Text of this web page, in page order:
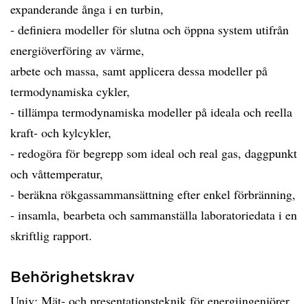
expanderande ånga i en turbin,
- definiera modeller för slutna och öppna system utifrån
energiöverföring av värme,
arbete och massa, samt applicera dessa modeller på
termodynamiska cykler,
- tillämpa termodynamiska modeller på ideala och reella
kraft- och kylcykler,
- redogöra för begrepp som ideal och real gas, daggpunkt
och våttemperatur,
- beräkna rökgassammansättning efter enkel förbränning,
- insamla, bearbeta och sammanställa laboratoriedata i en
skriftlig rapport.
Behörighetskrav
Univ: Mät- och presentationsteknik för energiingenjörer,